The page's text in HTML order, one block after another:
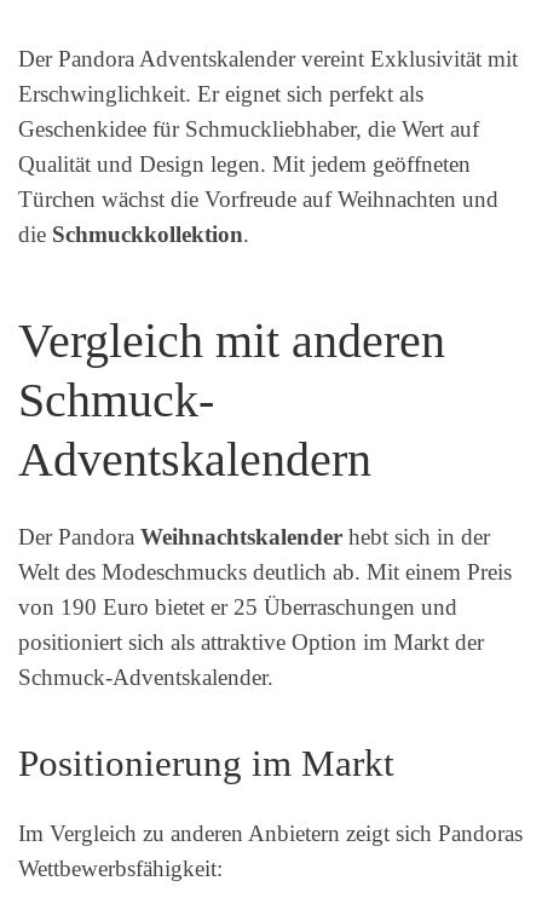
Der Pandora Adventskalender vereint Exklusivität mit
Erschwinglichkeit. Er eignet sich perfekt als
Geschenkidee für Schmuckliebhaber, die Wert auf
Qualität und Design legen. Mit jedem geöffneten
Türchen wächst die Vorfreude auf Weihnachten und
die Schmuckkollektion.
Vergleich mit anderen
Schmuck-
Adventskalendern
Der Pandora Weihnachtskalender hebt sich in der
Welt des Modeschmucks deutlich ab. Mit einem Preis
von 190 Euro bietet er 25 Überraschungen und
positioniert sich als attraktive Option im Markt der
Schmuck-Adventskalender.
Positionierung im Markt
Im Vergleich zu anderen Anbietern zeigt sich Pandoras
Wettbewerbsfähigkeit: